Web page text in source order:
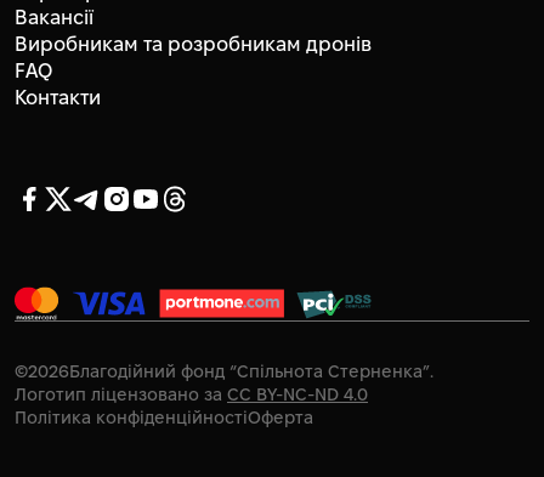
Вакансії
Виробникам та розробникам дронів
FAQ
Контакти
©2026Благодійний фонд “Спільнота Стерненка”.
Логотип ліцензовано за CC BY-NC-ND 4.0
Політика конфіденційностіОферта